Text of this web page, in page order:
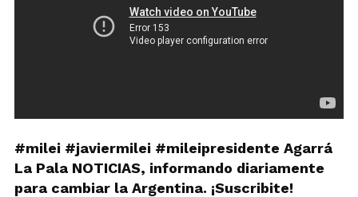
#milei #javiermilei #mileipresidente Agarrá
La Pala NOTICIAS, informando diariamente
para cambiar la Argentina. ¡Suscribite!